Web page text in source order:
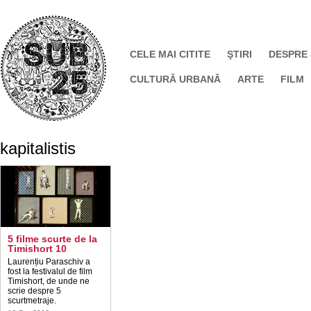
CELE MAI CITITE ŞTIRI DESPRE
CULTURĂ URBANĂ ARTE FILM
kapitalistis
5 filme scurte de la
Timishort 10
Laurențiu Paraschiv a
fost la festivalul de film
Timishort, de unde ne
scrie despre 5
scurtmetraje.